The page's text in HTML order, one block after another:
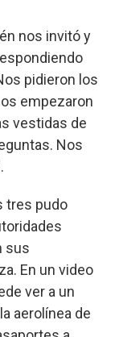
nos invitó y
pidieron los
empezaron
vestidas de
Nos
tres pudo
sus
En un video
ver a un
aerolínea de